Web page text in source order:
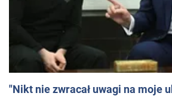
"Nikt nie zwracał uwagi na moje